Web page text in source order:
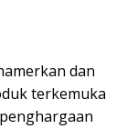
dan
terkemuka